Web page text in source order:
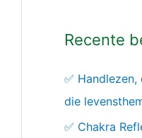
Recente
✅
die
✅ Chakra